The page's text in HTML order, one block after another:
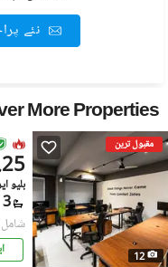
نئے
More Properties
مقبول ترین
12
6.25
بلیو
3
شامل